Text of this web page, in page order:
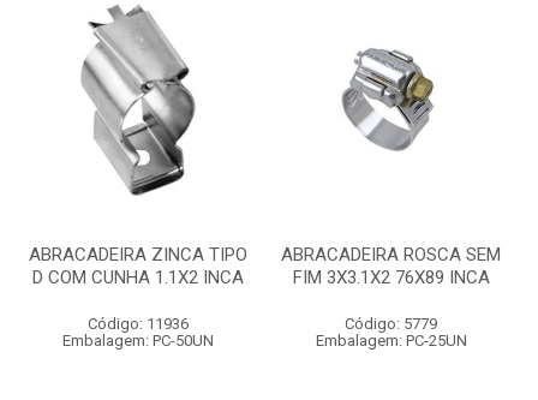
ABRACADEIRA ZINCA TIPO
D COM CUNHA 1.1X2 INCA
Código: 11936
Embalagem: PC-50UN
ABRACADEIRA ROSCA SEM
FIM 3X3.1X2 76X89 INCA
Código: 5779
Embalagem: PC-25UN